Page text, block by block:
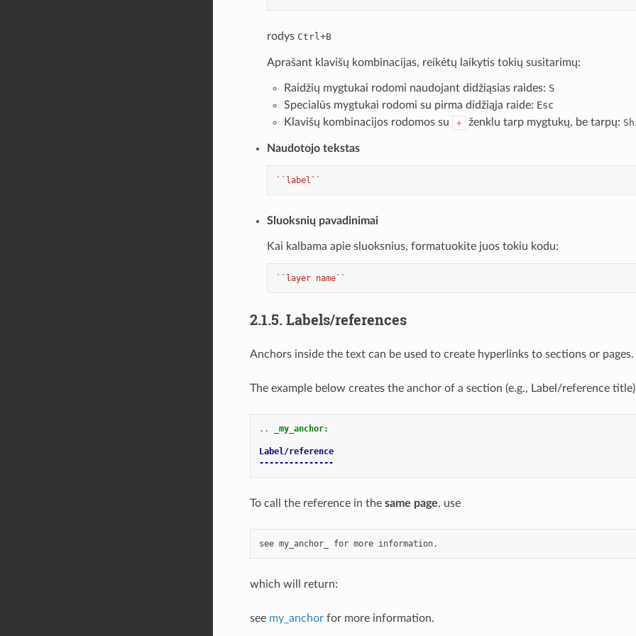
rodys Ctrl+B
Aprašant klavišų kombinacijas, reikėtų laikytis tokių susitarimų:
Raidžių mygtukai rodomi naudojant didžiąsias raides: S
Specialūs mygtukai rodomi su pirma didžiąja raide: Esc
Klavišų kombinacijos rodomos su
+ ženklu tarp mygtukų, be tarpų:
Naudotojo tekstas
``label``
Sluoksnių pavadinimai
Kai kalbama apie sluoksnius, formatuokite juos tokiu kodu:
``layer name``
2.1.5. Labels/references
Anchors inside the text can be used to create hyperlinks to sections or pages.
The example below creates the anchor of a section (e.g., Label/reference title)
.. _my_anchor:
Label/reference
---------------
To call the reference in the same page, use
which will return:
see my_anchorfor more information.